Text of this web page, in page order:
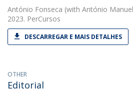
António Fonseca (with António
2023. PerCursos
DESCARREGAR E MAIS DETALHES
OTHER
Editorial